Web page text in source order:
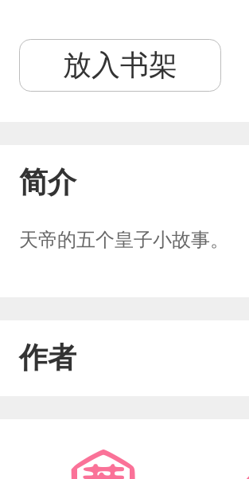
放入书架
简介
天帝的五个皇子小故事。
作者